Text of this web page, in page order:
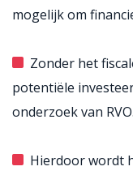
mogelijk om
Zonder het
potentiële
onderzoek van RVO.
Hierdoor wordt